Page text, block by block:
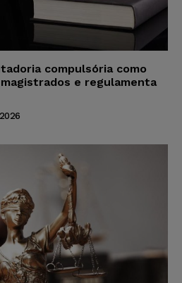
compulsória como
e regulamenta